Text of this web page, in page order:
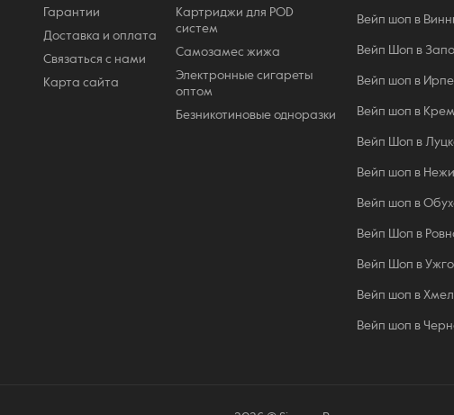
Гарантии
Доставка и оплата
Связаться с нами
Карта сайта
Картриджи для POD
систем
Самозамес жижа
Электронные сигареты
оптом
Безникотиновые одноразки
Вейп шоп в
Вейп Шоп в
Вейп шоп в
Вейп шоп в
Вейп Шоп в
Вейп шоп в
Вейп шоп в
Вейп Шоп в
Вейп Шоп в
Вейп шоп в
Вейп шоп в